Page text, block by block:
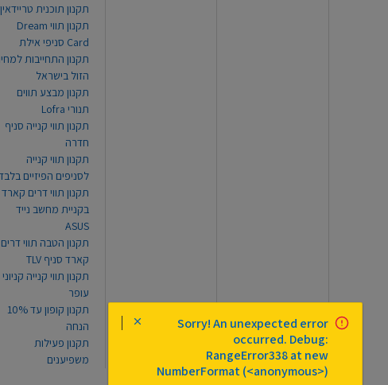
תקנון תוכנית טריידאין
תקנון תווי Dream
Card סניפי אילת
תקנון התחייבות
הזול בישראל
תקנון מבצע תווים
תנורי Lofra
תקנון תווי קנייה סניף
חדרה
תקנון תווי קנייה
לסניפים הפיזיים
תקנון תווי דרים קארד
בקניית מחשב נייד
ASUS
תקנון הטבה תווי דרים
קארד סניף TLV
תקנון תווי קנייה קניוני
עופר
תקנון קופון עד 10%
הנחה
תקנון פעילות
משפיענים
Sorry! An unexpected error
occurred. Debug:
RangeError338 at new
NumberFormat (<anonymous>)